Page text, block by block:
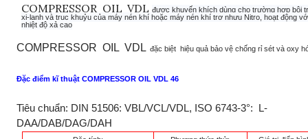
COMPRESSOR OIL VDL được khuyến khích dùng cho trường hợp bôi
xi-lanh và trục khuỷu của máy nén khí hoặc máy nén khí trơ nhưu Nitro, hoạt động
nhiệt độ xả cao
COM PRESSOR O L VDL đặc biệt hiệu quả bảo vệ chống rỉ sét và oxy
Đặc điểm kĩ thuật COMPRESSOR OIL VDL 46
Tiêu chuẩn: DIN 51506: VBL/VCL/VDL, ISO 6743-3°: L-
DAA/DAB/DAG/DAH